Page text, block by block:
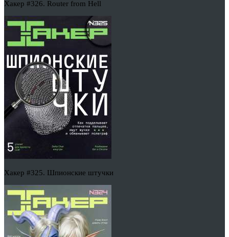
Хакер #326. Router from Hell
Хакер #325. Шпионские штучки